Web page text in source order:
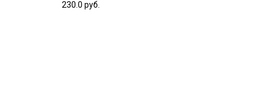
230.0 руб.